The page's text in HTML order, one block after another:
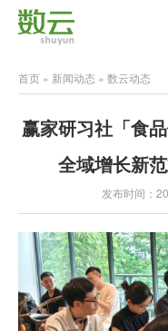
首页 » 新闻动态 » 数云动态
赢家研习社「食
全域增长新
发布时间：